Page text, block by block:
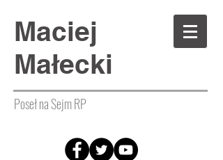
Maciej
Małecki
Poseł na Sejm RP